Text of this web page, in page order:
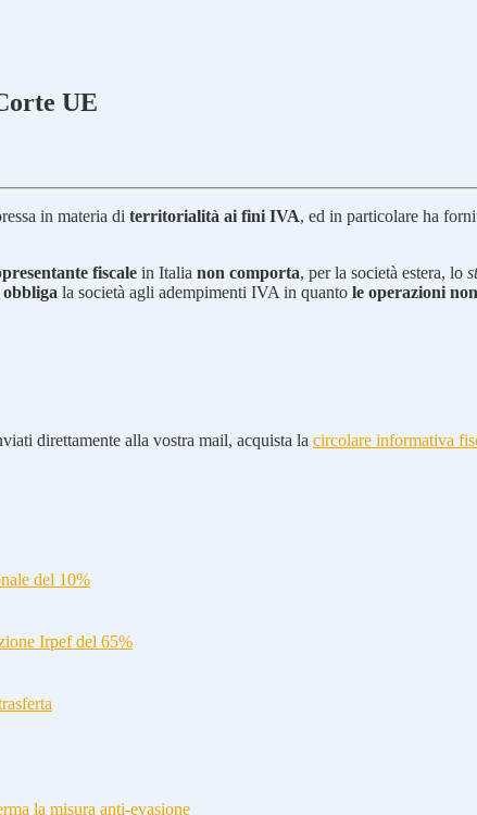
UE
in materia di territorialità ai fini IVA, ed in particolare ha
fiscale in Italia non comporta, per la società estera, lo
la società agli adempimenti IVA in quanto le operazioni
direttamente alla vostra mail, acquista la circolare informativa
del 10%
Irpef del 65%
la misura anti-evasione